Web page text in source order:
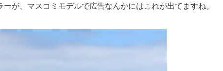
が、マスコミモデルで広告なんかにはこれが出てますね。